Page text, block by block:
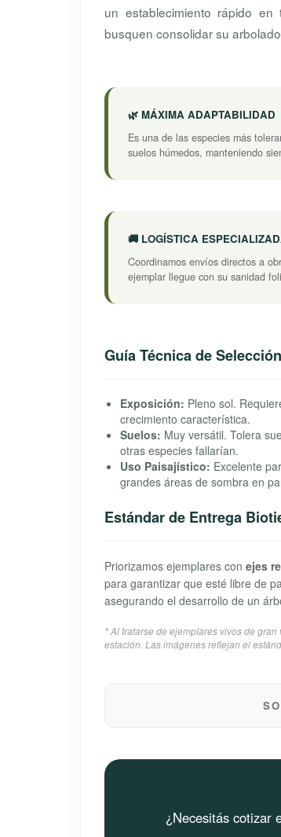
un establecimiento rápido
busquen consolidar su
🌿 MÁXIMA ADAPTABILIDAD
Es una de las especies más
suelos húmedos, manteniendo
🚚 LOGÍSTICA
Coordinamos envíos directos a
ejemplar llegue con su sanidad
Guía Técnica de Selección
Exposición: Pleno sol.
crecimiento característica.
Suelos: Muy versátil. Tolera
otras especies fallarían.
Uso Paisajístico: Excelente
grandes áreas de sombra en
Estándar de Entrega
Priorizamos ejemplares con ejes
para garantizar que esté libre de
asegurando el desarrollo de un
* Al tratarse de ejemplares vivos de
estación. Las imágenes reflejan el
¿Necesitás cotizar